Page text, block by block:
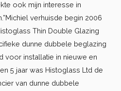
ook mijn interesse in
verhuisde begin 2006
Thin Double Glazing
dunne dubbele beglazing
voor installatie in nieuwe en
5 jaar was Histoglass Ltd de
van dunne dubbele